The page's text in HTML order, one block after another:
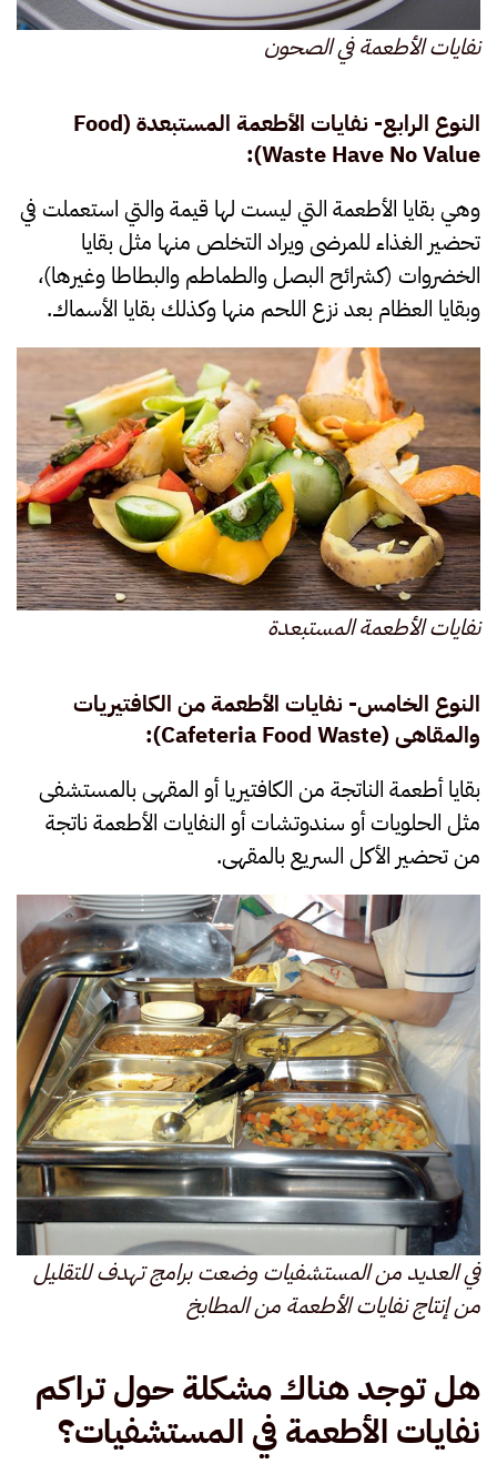
نفايات الأطعمة في الصحون
النوع الرابع- نفايات الأطعمة المستبعدة (Food
Waste Have No Value):
وهي بقايا الأطعمة التي ليست لها قيمة والتي استعملت في
تحضير الغذاء للمرضى ويراد التخلص منها مثل بقايا
الخضروات (كشرائح البصل والطماطم والبطاطا وغيرها)،
وبقايا العظام بعد نزع اللحم منها وكذلك بقايا الأسماك.
نفايات الأطعمة المستبعدة
النوع الخامس- نفايات الأطعمة من الكافتيريات
والمقاهى (Cafeteria Food Waste):
بقايا أطعمة الناتجة من الكافتيريا أو المقهى بالمستشفى
مثل الحلويات أو سندوتشات أو النفايات الأطعمة ناتجة
من تحضير الأكل السريع بالمقهى.
في العديد من المستشفيات وضعت برامج تهدف للتقليل
من إنتاج نفايات الأطعمة من المطابخ
هل توجد هناك مشكلة حول تراكم
نفايات الأطعمة في المستشفيات؟